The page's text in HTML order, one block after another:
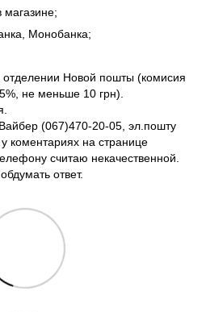
Монобанка;
Новой пошты (комисия
не меньше 10 грн).
(067)470-20-05, эл.пошту
коментариях на странице
считаю некачественной.
ответ.